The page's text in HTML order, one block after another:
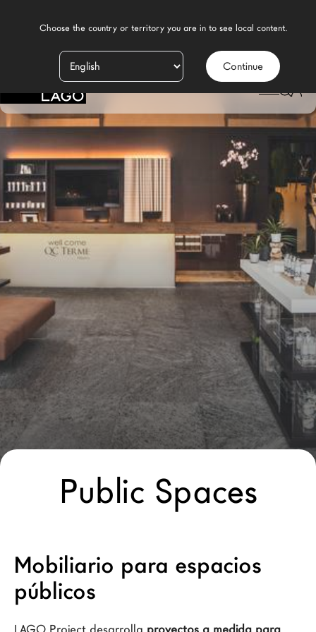
Continue
Productos
Inspiración
Configurador
Contract
Tiendas
Nuevos Productos MDW26
Promociones
Brand
Arquitectos
LAGO Homes
Configurador
News
Press
CONTRACT PUBLIC SPACES
Public Spaces
Mobiliario para espacios
públicos